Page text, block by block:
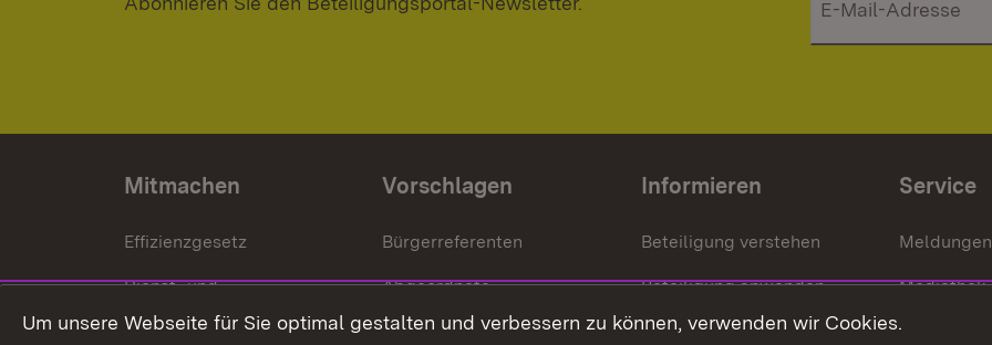
Mitmachen
Effizienzgesetz
Dienst- und
Versorgungsbezüge
Vorschlagen
Bürgerreferenten
Abgeordnete
Bürgerbeauftragte
Informieren
Beteiligung verstehen
Beteiligung anwenden
Beteiligung stärken
Service
Meldungen
Mediathek
Um unsere Webseite für Sie optimal gestalten und verbessern zu können, verwenden wir Cookies.